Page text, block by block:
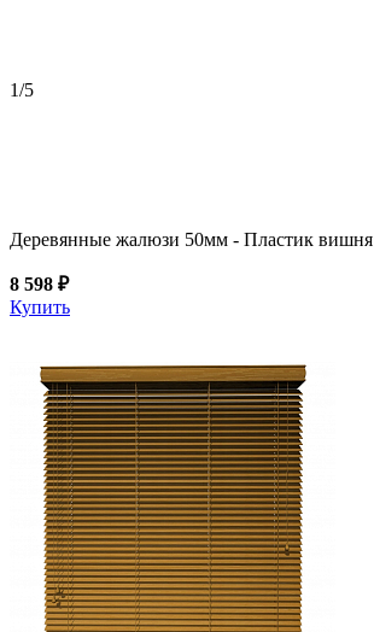
1/5
Деревянные жалюзи 50мм - Пластик вишня
8 598 ₽
Купить